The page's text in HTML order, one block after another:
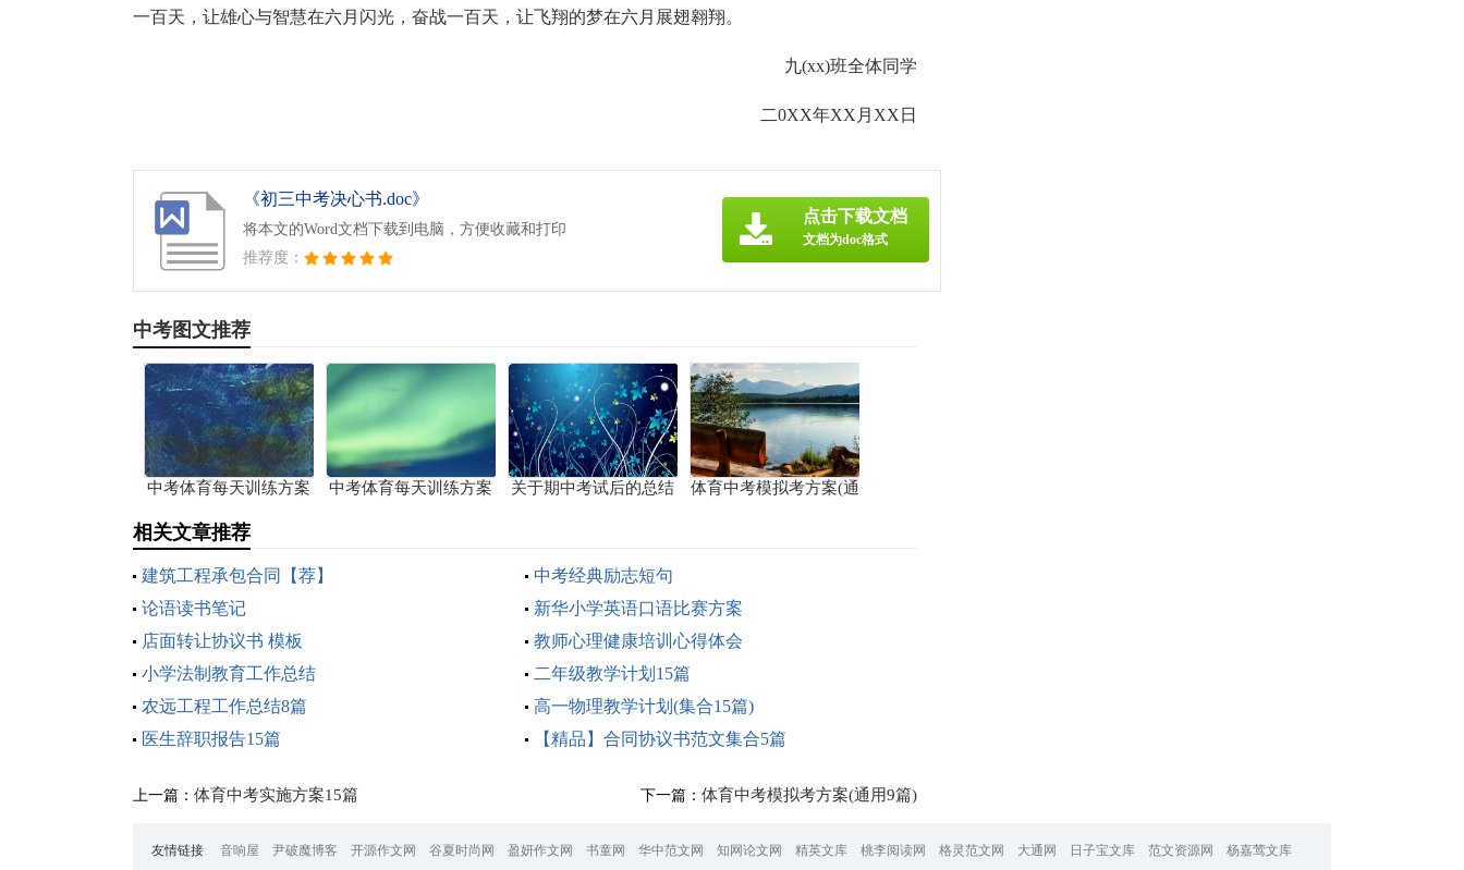
一百天，让雄心与智慧在六月闪光，奋战一百天，让飞翔的梦在六月展翅翱翔。
九(xx)班全体同学
二0XX年XX月XX日
《初三中考决心书.doc》
将本文的Word文档下载到电脑，方便收藏和打印
推荐度：
点击下载文档
文档为doc格式
中考图文推荐
中考体育每天训练方案
中考体育每天训练方案
关于期中考试后的总结
体育中考模拟考方案(通
相关文章推荐
建筑工程承包合同【荐】
中考经典励志短句
论语读书笔记
新华小学英语口语比赛方案
店面转让协议书 模板
教师心理健康培训心得体会
小学法制教育工作总结
二年级教学计划15篇
农远工程工作总结8篇
高一物理教学计划(集合15篇)
医生辞职报告15篇
【精品】合同协议书范文集合5篇
上一篇： 体育中考实施方案15篇 下一篇： 体育中考模拟考方案(通用9篇)
友情链接: 音响屋 尹破魔博客 开源作文网 谷夏时尚网 盈妍作文网 书童网 华中范文网 知网论文网 精英文库 桃李阅读网 格灵范文网 大通网 日子宝文库 范文资源网 杨嘉莺文库